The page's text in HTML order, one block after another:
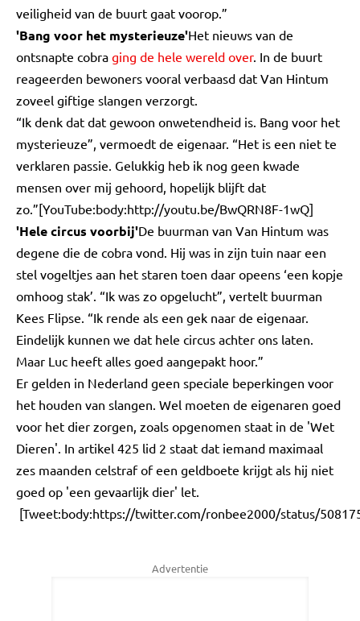
veiligheid van de buurt gaat voorop.”
'Bang voor het mysterieuze'Het nieuws van de
ontsnapte cobra ging de hele wereld over. In de buurt
reageerden bewoners vooral verbaasd dat Van Hintum
zoveel giftige slangen verzorgt.
“Ik denk dat dat gewoon onwetendheid is. Bang voor het
mysterieuze”, vermoedt de eigenaar. “Het is een niet te
verklaren passie. Gelukkig heb ik nog geen kwade
mensen over mij gehoord, hopelijk blijft dat
zo.”[YouTube:body:http://youtu.be/BwQRN8F-1wQ]
'Hele circus voorbij'De buurman van Van Hintum was
degene die de cobra vond. Hij was in zijn tuin naar een
stel vogeltjes aan het staren toen daar opeens ‘een kopje
omhoog stak’. “Ik was zo opgelucht”, vertelt buurman
Kees Flipse. “Ik rende als een gek naar de eigenaar.
Eindelijk kunnen we dat hele circus achter ons laten.
Maar Luc heeft alles goed aangepakt hoor.”
Er gelden in Nederland geen speciale beperkingen voor
het houden van slangen. Wel moeten de eigenaren goed
voor het dier zorgen, zoals opgenomen staat in de 'Wet
Dieren'. In artikel 425 lid 2 staat dat iemand maximaal
zes maanden celstraf of een geldboete krijgt als hij niet
goed op 'een gevaarlijk dier' let.
[Tweet:body:https://twitter.com/ronbee2000/status/
Advertentie